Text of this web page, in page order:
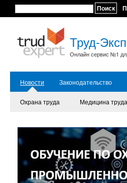
Поиск
Труд-
Онлайн сервис №1
Новости Законодательство
Охрана труда Медицина труда